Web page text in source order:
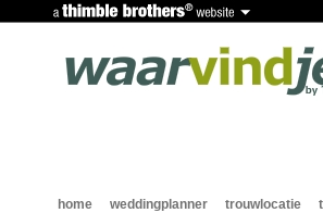
home weddingplanner trouwlocatie